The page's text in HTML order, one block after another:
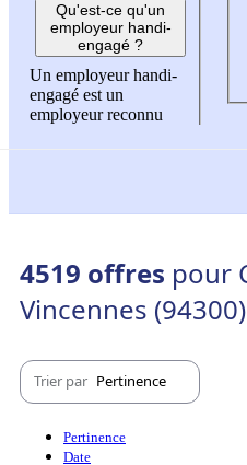
Qu'est-ce qu'un
employeur handi-
engagé ?
Un employeur handi-
engagé est un
employeur reconnu
4519 offres pour
Vincennes (94300)
Trier par Pertinence
Pertinence
Date